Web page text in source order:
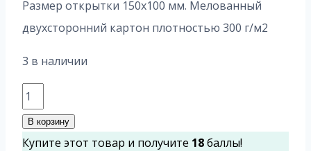
Размер открытки 150х100 мм. Мелованный
двухсторонний картон плотностью 300 г/м2
3 в наличии
Количество
товара
Письмо
В корзину
Купите этот товар и получите 18баллы!